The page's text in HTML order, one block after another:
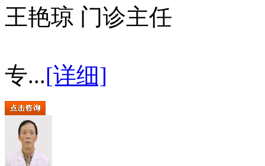
王艳琼 门诊主任
专...[详细]